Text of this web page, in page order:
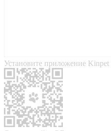
Установите приложение Kinpet